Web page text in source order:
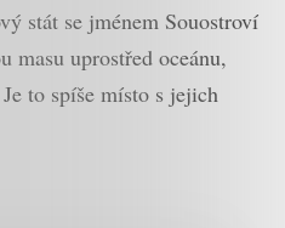
stát se jménem Souostroví
masu uprostřed oceánu,
to spíše místo s jejich